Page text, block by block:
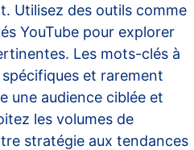
Utilisez des outils comme
YouTube pour explorer
Les mots-clés à
et rarement
une audience ciblée et
les volumes de
stratégie aux tendances